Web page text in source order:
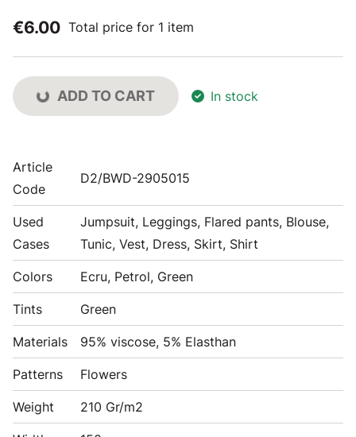
€6.00 Total price for 1 item
ADD TO CART In stock
Article
Code
D2/BWD-2905015
Used
Cases
Jumpsuit, Leggings, Flared pants, Blouse,
Tunic, Vest, Dress, Skirt, Shirt
Colors Ecru, Petrol, Green
Tints Green
Materials 95% viscose, 5% Elasthan
Patterns Flowers
Weight 210 Gr/m2